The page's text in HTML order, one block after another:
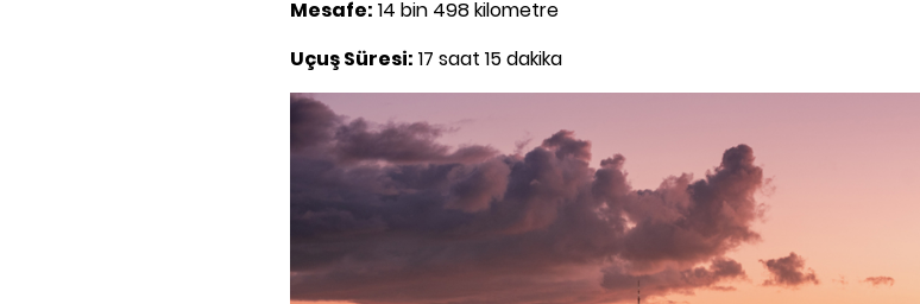
Mesafe: 14 bin 498 kilometre
Uçuş Süresi: 17 saat 15 dakika